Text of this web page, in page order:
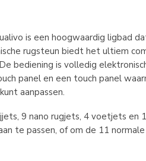
is een hoogwaardig ligbad
rugsteun biedt het ultiem
bediening is volledig
panel en een touch panel
aanpassen.
9 nano rugjets, 4 voetjets en
te passen, of om de 11